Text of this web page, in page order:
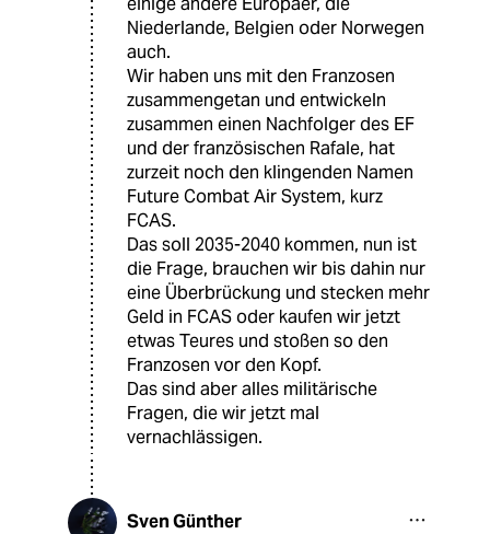
Niederlande, Belgien oder Norwegen
auch.
Wir haben uns mit den Franzosen
zusammengetan und entwickeln
zusammen einen Nachfolger des EF
und der französischen Rafale, hat
zurzeit noch den klingenden Namen
Future Combat Air System, kurz
FCAS.
Das soll 2035-2040 kommen, nun ist
die Frage, brauchen wir bis dahin nur
eine Überbrückung und stecken mehr
Geld in FCAS oder kaufen wir jetzt
etwas Teures und stoßen so den
Franzosen vor den Kopf.
Das sind aber alles militärische
Fragen, die wir jetzt mal
vernachlässigen.
Sven Günther